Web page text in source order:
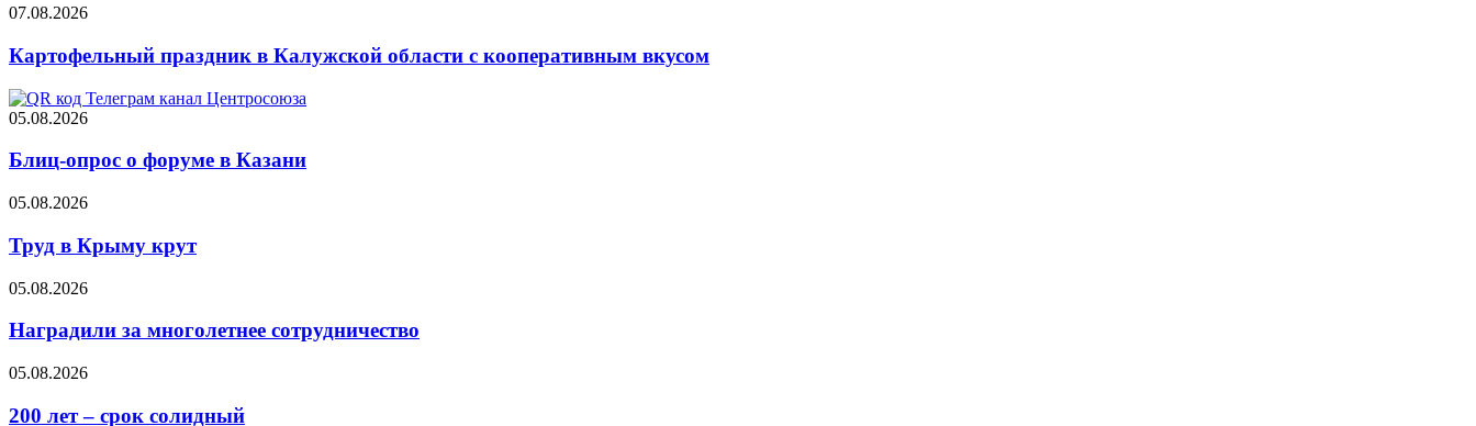
07.08.2026
Картофельный праздник в Калужской области с кооперативным вкусом
05.08.2026
Блиц-опрос о форуме в Казани
05.08.2026
Труд в Крыму крут
05.08.2026
Наградили за многолетнее сотрудничество
05.08.2026
200 лет – срок солидный